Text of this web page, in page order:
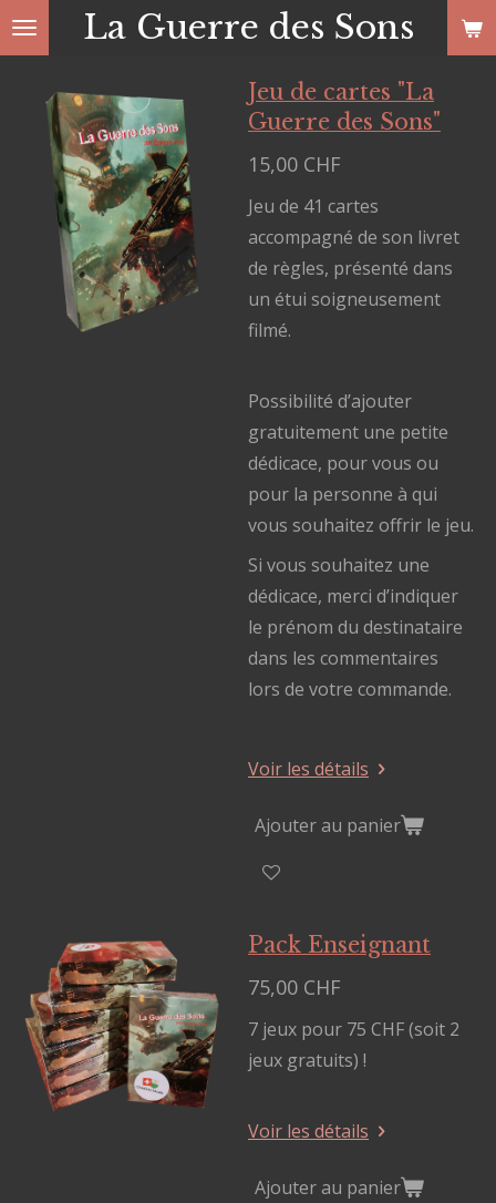
Passer
au
principal
La Guerre des Sons
Jeu de cartes "La
Guerre des Sons"
15,00 CHF
Jeu de 41 cartes
accompagné de son livret
de règles, présenté dans
un étui soigneusement
filmé.
Possibilité d’ajouter
gratuitement une petite
dédicace, pour vous ou
pour la personne à qui
vous souhaitez offrir le jeu.
Si vous souhaitez une
dédicace, merci d’indiquer
le prénom du destinataire
dans les commentaires
lors de votre commande.
Voir les détails
Ajouter au panier
Pack Enseignant
75,00 CHF
7 jeux pour 75 CHF (soit 2
jeux gratuits) !
Voir les détails
Ajouter au panier